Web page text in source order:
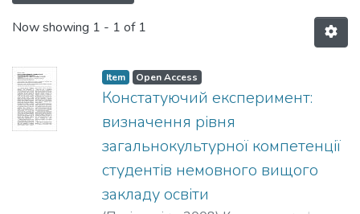
Now showing 1 - 1 of 1
Item Open Access
Констатуючий експеримент:
визначення рівня
загальнокультурної компетенції
студентів немовного вищого
закладу освіти